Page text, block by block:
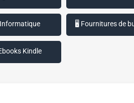
🖥️ Fournitures de
Kindle